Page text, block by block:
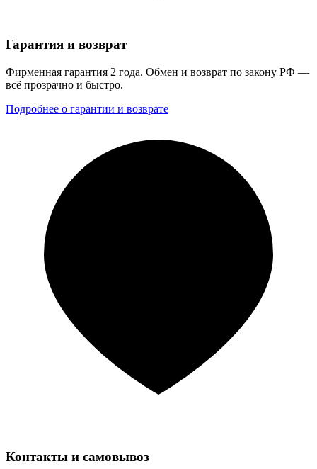
Гарантия и возврат
Фирменная гарантия 2 года. Обмен и возврат по закону РФ —
всё прозрачно и быстро.
Подробнее о гарантии и возврате
Контакты и самовывоз